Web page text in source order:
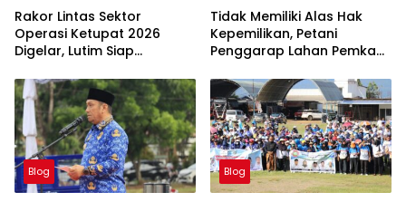
Rakor Lintas Sektor
Operasi Ketupat 2026
Digelar, Lutim Siap
Lebaran
Tidak Memiliki Alas Hak
Kepemilikan, Petani
Penggarap Lahan Pemkab
Ganti Rugi Tanah
Blog Blog